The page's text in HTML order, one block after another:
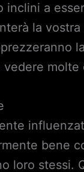
inclini a
la
bene
loro stessi.